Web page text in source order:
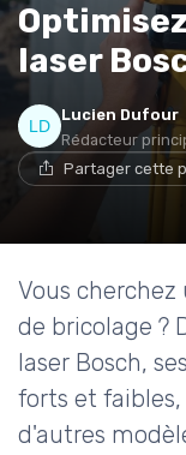
laser
Lucien Dufour
Rédacteur
Partager cette
Vous
de bricolage ?
laser Bosch,
forts et
d'autres